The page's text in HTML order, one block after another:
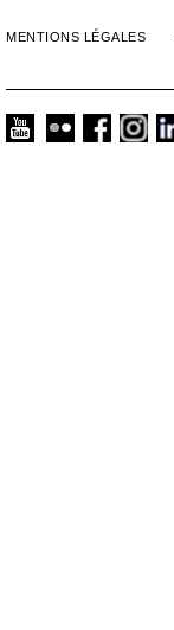
MENTIONS LÉGALES